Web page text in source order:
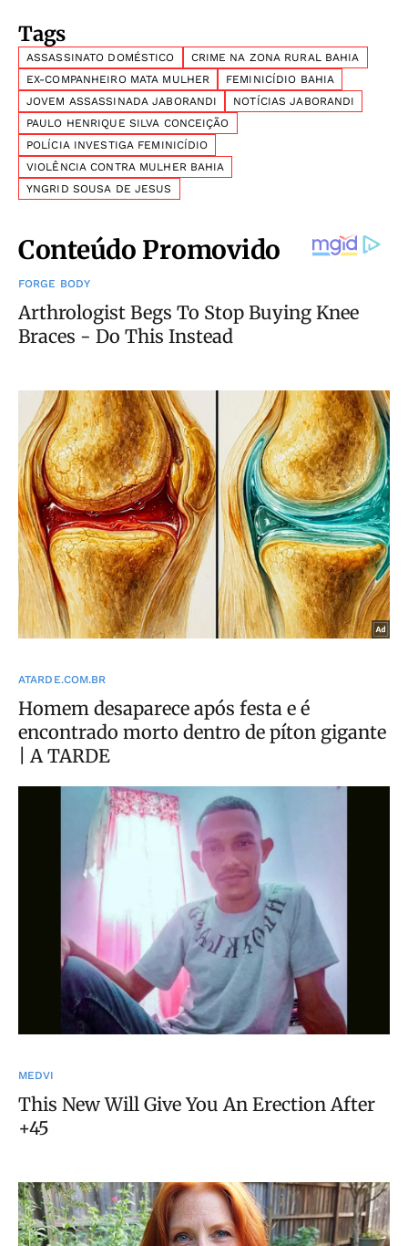
Tags
ASSASSINATO DOMÉSTICO
CRIME NA ZONA RURAL BAHIA
EX-COMPANHEIRO MATA MULHER
FEMINICÍDIO BAHIA
JOVEM ASSASSINADA JABORANDI
NOTÍCIAS JABORANDI
PAULO HENRIQUE SILVA CONCEIÇÃO
POLÍCIA INVESTIGA FEMINICÍDIO
VIOLÊNCIA CONTRA MULHER BAHIA
YNGRID SOUSA DE JESUS